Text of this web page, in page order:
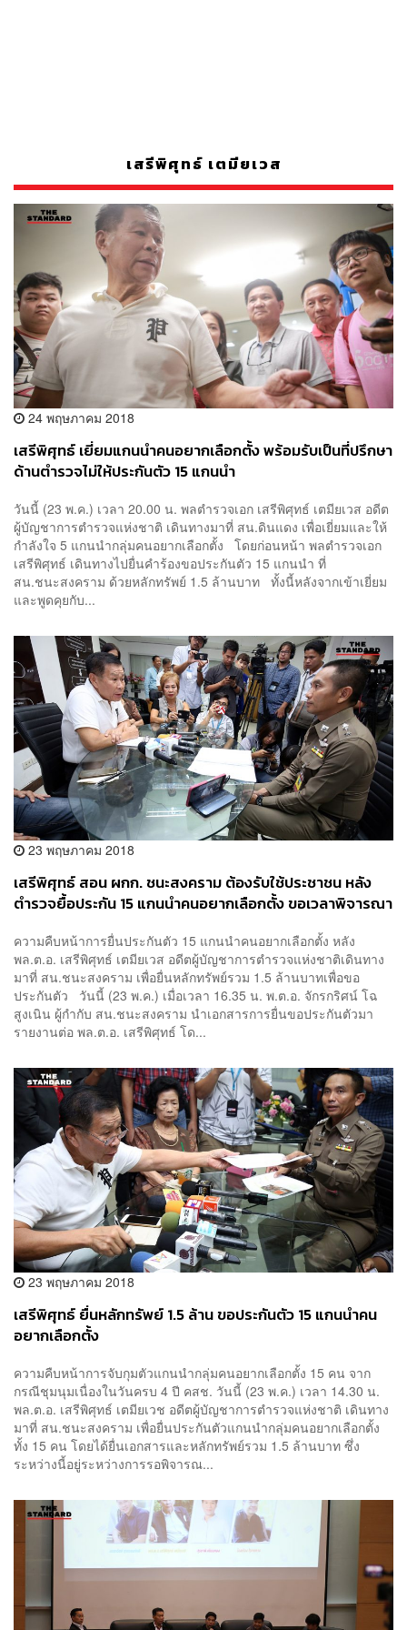
เสรีพิศุทธ์ เตมียเวส
24 พฤษภาคม 2018
เสรีพิศุทธ์ เยี่ยมแกนนำคนอยากเลือกตั้ง พร้อมรับเป็นที่ปรึกษา
ด้านตำรวจไม่ให้ประกันตัว 15 แกนนำ
วันนี้ (23 พ.ค.) เวลา 20.00 น. พลตำรวจเอก เสรีพิศุทธ์ เตมียเวส อดีต
ผู้บัญชาการตำรวจแห่งชาติ เดินทางมาที่ สน.ดินแดง เพื่อเยี่ยมและให้
กำลังใจ 5 แกนนำกลุ่มคนอยากเลือกตั้ง โดยก่อนหน้า พลตำรวจเอก
เสรีพิศุทธ์ เดินทางไปยื่นคำร้องขอประกันตัว 15 แกนนำ ที่
สน.ชนะสงคราม ด้วยหลักทรัพย์ 1.5 ล้านบาท ทั้งนี้หลังจากเข้าเยี่ยม
และพูดคุยกับ...
23 พฤษภาคม 2018
เสรีพิศุทธ์ สอน ผกก. ชนะสงคราม ต้องรับใช้ประชาชน หลัง
ตำรวจยื้อประกัน 15 แกนนำคนอยากเลือกตั้ง ขอเวลาพิจารณา
ความคืบหน้าการยื่นประกันตัว 15 แกนนำคนอยากเลือกตั้ง หลัง
พล.ต.อ. เสรีพิศุทธ์ เตมียเวส อดีตผู้บัญชาการตำรวจแห่งชาติเดินทาง
มาที่ สน.ชนะสงคราม เพื่อยื่นหลักทรัพย์รวม 1.5 ล้านบาทเพื่อขอ
ประกันตัว วันนี้ (23 พ.ค.) เมื่อเวลา 16.35 น. พ.ต.อ. จักรกริศน์ โฉ
สูงเนิน ผู้กำกับ สน.ชนะสงคราม นำเอกสารการยื่นขอประกันตัวมา
รายงานต่อ พล.ต.อ. เสรีพิศุทธ์ โด...
23 พฤษภาคม 2018
เสรีพิศุทธ์ ยื่นหลักทรัพย์ 1.5 ล้าน ขอประกันตัว 15 แกนนำคน
อยากเลือกตั้ง
ความคืบหน้าการจับกุมตัวแกนนำกลุ่มคนอยากเลือกตั้ง 15 คน จาก
กรณีชุมนุมเนื่องในวันครบ 4 ปี คสช. วันนี้ (23 พ.ค.) เวลา 14.30 น.
พล.ต.อ. เสรีพิศุทธ์ เตมียเวช อดีตผู้บัญชาการตำรวจแห่งชาติ เดินทาง
มาที่ สน.ชนะสงคราม เพื่อยื่นประกันตัวแกนนำกลุ่มคนอยากเลือกตั้ง
ทั้ง 15 คน โดยได้ยื่นเอกสารและหลักทรัพย์รวม 1.5 ล้านบาท ซึ่ง
ระหว่างนี้อยู่ระหว่างการรอพิจารณ...